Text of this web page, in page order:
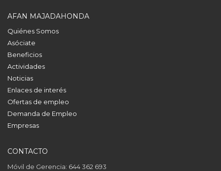
AFAN MAJADAHONDA
Quiénes Somos
Asóciate
Beneficios
Actividades
Noticias
Enlaces de interés
Ofertas de empleo
Demanda de Empleo
Empresas
CONTACTO
Móvil de Gerencia: 644 362 693